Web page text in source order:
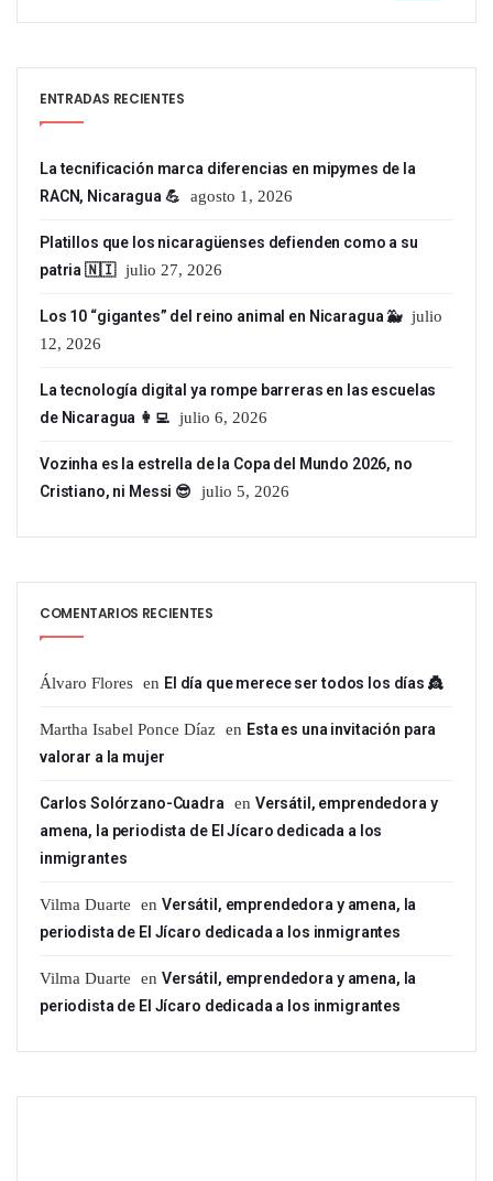
ENTRADAS RECIENTES
La tecnificación marca diferencias en mipymes de la
RACN, Nicaragua 💪
agosto 1, 2026
Platillos que los nicaragüenses defienden como a su
patria 🇳🇮 julio 27, 2026
Los 10 “gigantes” del reino animal en Nicaragua 🐳 julio
12, 2026
La tecnología digital ya rompe barreras en las escuelas
de Nicaragua 👩‍💻 julio 6, 2026
Vozinha es la estrella de la Copa del Mundo 2026, no
Cristiano, ni Messi 😎
julio 5, 2026
COMENTARIOS RECIENTES
Álvaro Flores en El día que merece ser todos los días 👸
Martha Isabel Ponce Díaz en Esta es una invitación para
valorar a la mujer
Carlos Solórzano-Cuadra en Versátil, emprendedora y
amena, la periodista de El Jícaro dedicada a los
inmigrantes
Vilma Duarte en Versátil, emprendedora y amena, la
periodista de El Jícaro dedicada a los inmigrantes
Vilma Duarte en Versátil, emprendedora y amena, la
periodista de El Jícaro dedicada a los inmigrantes